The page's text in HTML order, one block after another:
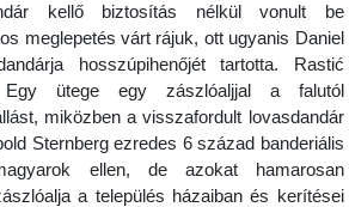
kellő biztosítás nélkül vonult be
meglepetés várt rájuk, ott ugyanis Daniel
hosszúpihenőjét tartotta. Rastić
Egy ütege egy zászlóaljjal a falutól
miközben a visszafordult lovasdandár
Sternberg ezredes 6 század banderiális
ellen, de azokat hamarosan
a település házaiban és kerítései